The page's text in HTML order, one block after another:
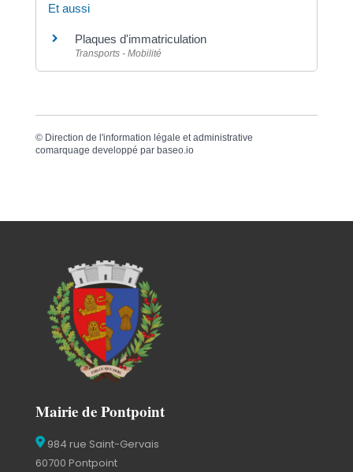
Et aussi
Plaques d'immatriculation
Transports - Mobilité
© Direction de l'information légale et administrative
comarquage developpé par baseo.io
Mairie de Pontpoint
984 rue Saint-Gervais
60700 Pontpoint